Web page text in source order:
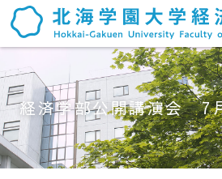
経済学部公開講演会 7